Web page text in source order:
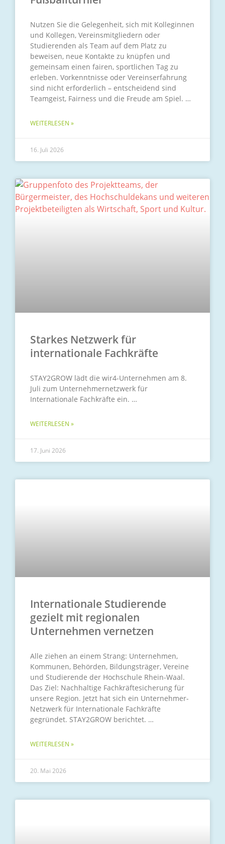
Nutzen Sie die Gelegenheit, sich mit Kolleginnen
und Kollegen, Vereinsmitgliedern oder
Studierenden als Team auf dem Platz zu
beweisen, neue Kontakte zu knüpfen und
gemeinsam einen fairen, sportlichen Tag zu
erleben. Vorkenntnisse oder Vereinserfahrung
sind nicht erforderlich – entscheidend sind
Teamgeist, Fairness und die Freude am Spiel.
WEITERLESEN »
16. Juli 2026
Starkes Netzwerk für
internationale Fachkräfte
STAY2GROW lädt die wir4-Unternehmen am 8.
Juli zum Unternehmernetzwerk für
Internationale Fachkräfte ein.
WEITERLESEN »
17. Juni 2026
Internationale Studierende
gezielt mit regionalen
Unternehmen vernetzen
Alle ziehen an einem Strang: Unternehmen,
Kommunen, Behörden, Bildungsträger, Vereine
und Studierende der Hochschule Rhein-Waal.
Das Ziel: Nachhaltige Fachkräftesicherung für
unsere Region. Jetzt hat sich ein Unternehmer-
Netzwerk für Internationale Fachkräfte
gegründet. STAY2GROW berichtet.
WEITERLESEN »
20. Mai 2026